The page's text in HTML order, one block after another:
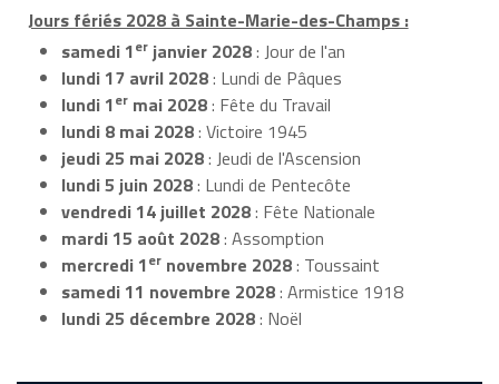
Jours fériés 2028 à Sainte-Marie-des-Champs :
samedi 1er janvier 2028: Jour de l'an
lundi 17 avril 2028: Lundi de Pâques
lundi 1er mai 2028: Fête du Travail
lundi 8 mai 2028: Victoire 1945
jeudi 25 mai 2028: Jeudi de l'Ascension
lundi 5 juin 2028: Lundi de Pentecôte
vendredi 14 juillet 2028: Fête Nationale
mardi 15 août 2028: Assomption
mercredi 1er novembre 2028: Toussaint
samedi 11 novembre 2028: Armistice 1918
lundi 25 décembre 2028: Noël